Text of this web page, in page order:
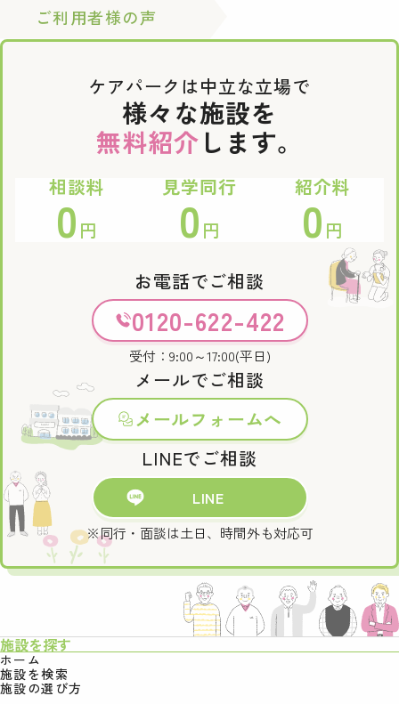
ご利用者様の声
ケアパークは中立な立場で
様々な施設を
無料紹介 します。
相談料
0 円
見学同行
0 円
紹介料
0 円
お電話でご相談
0120-622-422
受付：9:00～17:00(平日)
メールでご相談
メールフォームへ
LINEでご相談
LINE
※同行・面談は土日、時間外も対応可
施設を探す
ホーム
施設を検索
施設の選び方